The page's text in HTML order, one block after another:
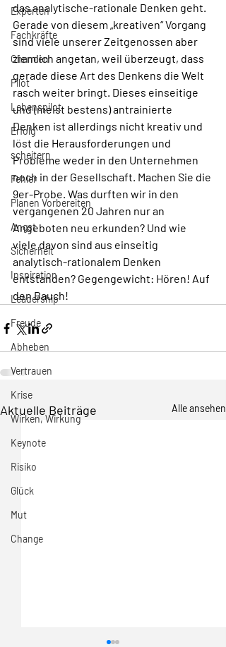
Experten
Fachkräfte
Chancen
Pilot
Lebenspilot
Erfolg
scheitern
Fehler
Planen Vorbereiten
Angst
Sicherheit
Inspiration
Leadership
Freude
Abheben
Vertrauen
Krise
Wirken, Wirkung
Keynote
Risiko
Glück
Mut
Change
das analytische-rationale Denken geht.
Gerade von diesem „kreativen“ Vorgang
sind viele unserer Zeitgenossen aber
ziemlich angetan, weil überzeugt, dass
gerade diese Art des Denkens die Welt
rasch weiter bringt. Dieses einseitige
und (meist bestens) antrainierte
Denken ist allerdings nicht kreativ und
löst die Herausforderungen und
Probleme weder in den Unternehmen
noch in der Gesellschaft. Machen Sie die
9er-Probe. Was durften wir in den
vergangenen 20 Jahren nur an
Angeboten neu erkunden? Und wie
viele davon sind aus einseitig
analytisch-rationalem Denken
entstanden? Gegengewicht: Hören! Auf
den Bauch!
Aktuelle Beiträge Alle ansehen